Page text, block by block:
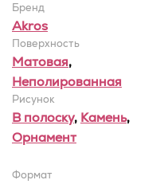
Бренд
Akros
Поверхность
Матовая,
Неполированная
Рисунок
В полоску, Камень,
Орнамент
Формат